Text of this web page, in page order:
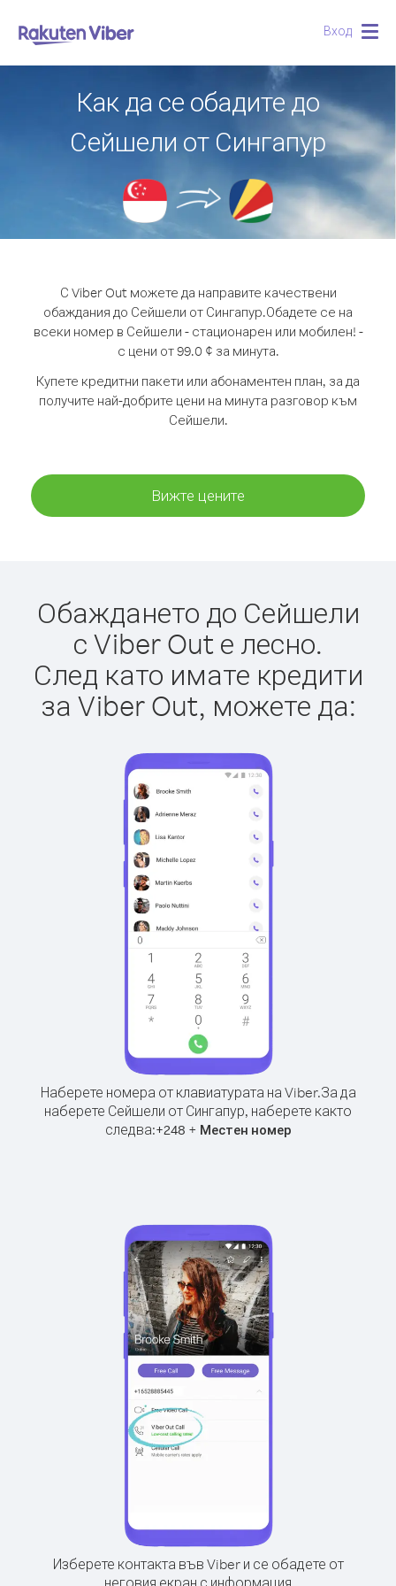
Вход
Как да се обадите до
Сейшели от Сингапур
С Viber Out можете да направите качествени
обаждания до Сейшели от Сингапур.Обадете се на
всеки номер в Сейшели - стационарен или мобилен! -
с цени от 99.0 ¢ за минута.
Купете кредитни пакети или абонаментен план, за да
получите най-добрите цени на минута разговор към
Сейшели.
Вижте цените
Обаждането до Сейшели
с Viber Out е лесно.
След като имате кредити
за Viber Out, можете да:
Наберете номера от клавиатурата на Viber.За да
наберете Сейшели от Сингапур, наберете както
следва:+248 + Местен номер
Изберете контакта във Viber и се обадете от
неговия екран с информация